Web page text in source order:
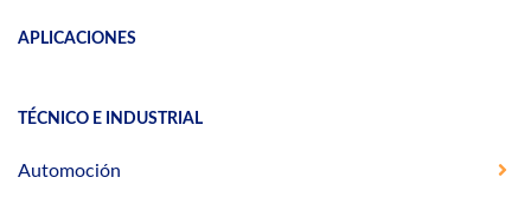
APLICACIONES
TÉCNICO E INDUSTRIAL
Automoción